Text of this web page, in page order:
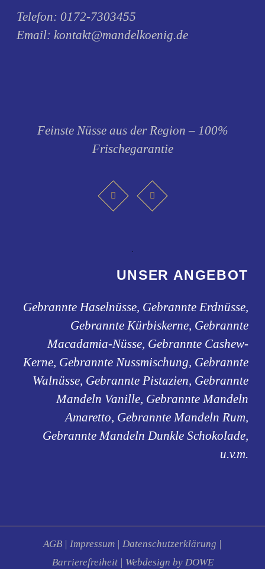
Telefon:0172-7303455
Email:kontakt@mandelkoenig.de
Feinste Nüsse aus der Region – 100%
Frischegarantie
UNSER ANGEBOT
Gebrannte Haselnüsse, Gebrannte Erdnüsse,
Gebrannte Kürbiskerne, Gebrannte
Macadamia-Nüsse, Gebrannte Cashew-
Kerne, Gebrannte Nussmischung, Gebrannte
Walnüsse, Gebrannte Pistazien, Gebrannte
Mandeln Vanille, Gebrannte Mandeln
Amaretto, Gebrannte Mandeln Rum,
Gebrannte Mandeln Dunkle Schokolade,
u.v.m.
AGB | Impressum | Datenschutzerklärung |
Barrierefreiheit| Webdesign by DOWE